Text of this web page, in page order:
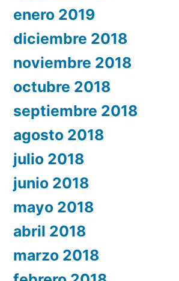
enero 2019
diciembre 2018
noviembre 2018
octubre 2018
septiembre 2018
agosto 2018
julio 2018
junio 2018
mayo 2018
abril 2018
marzo 2018